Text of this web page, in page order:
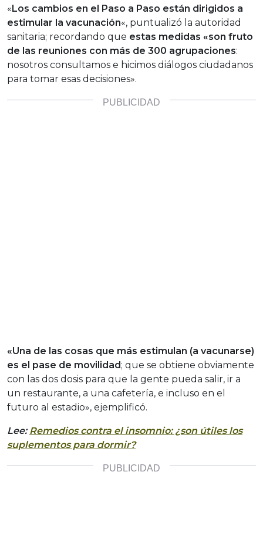
«Los cambios en el Paso a Paso están dirigidos a
estimular la vacunación«, puntualizó la autoridad
sanitaria; recordando que estas medidas «son fruto
de las reuniones con más de 300 agrupaciones:
nosotros consultamos e hicimos diálogos ciudadanos
para tomar esas decisiones».
«Una de las cosas que más estimulan (a vacunarse)
es el pase de movilidad; que se obtiene obviamente
con las dos dosis para que la gente pueda salir, ir a
un restaurante, a una cafetería, e incluso en el
futuro al estadio», ejemplificó.
Lee: Remedios contra el insomnio: ¿son útiles los
suplementos para dormir?